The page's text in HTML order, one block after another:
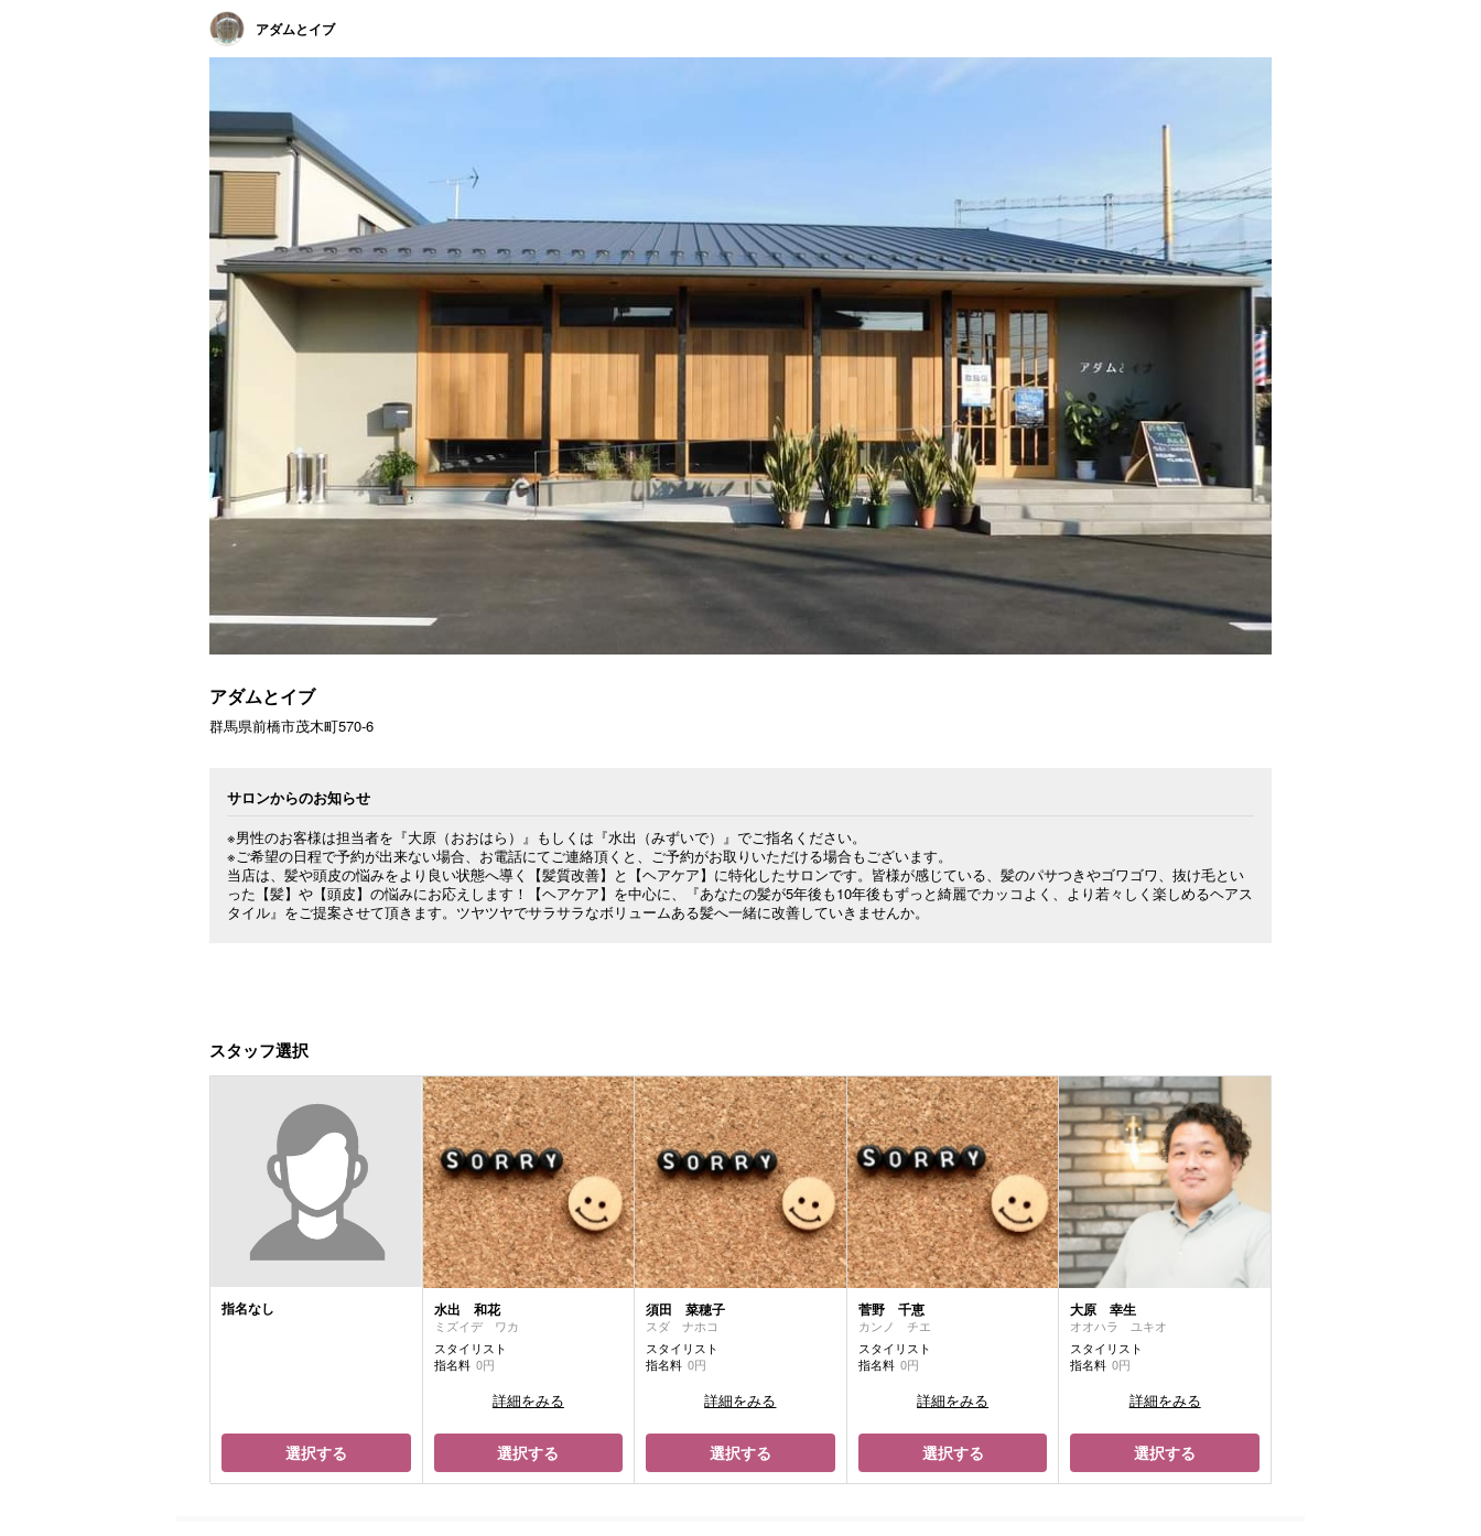
アダムとイブ
アダムとイブ
群馬県前橋市茂木町570-6
サロンからのお知らせ
※男性のお客様は担当者を『大原（おおはら）』もしくは『水出（みずいで）』でご指名ください。
※ご希望の日程で予約が出来ない場合、お電話にてご連絡頂くと、ご予約がお取りいただける場合もございます。
当店は、髪や頭皮の悩みをより良い状態へ導く【髪質改善】と【ヘアケア】に特化したサロンです。皆様が感じている、髪のパサつきやゴワゴワ、抜け毛とい
った【髪】や【頭皮】の悩みにお応えします！【ヘアケア】を中心に、『あなたの髪が5年後も10年後もずっと綺麗でカッコよく、より若々しく楽しめるヘアス
タイル』をご提案させて頂きます。ツヤツヤでサラサラなボリュームある髪へ一緒に改善していきませんか。
スタッフ選択
指名なし
選択する
水出 和花
ミズイデ ワカ
スタイリスト
指名料 0円
詳細をみる
選択する
須田 菜穂子
スダ ナホコ
スタイリスト
指名料 0円
詳細をみる
選択する
菅野 千恵
カンノ チエ
スタイリスト
指名料 0円
詳細をみる
選択する
大原 幸生
オオハラ ユキオ
スタイリスト
指名料 0円
詳細をみる
選択する